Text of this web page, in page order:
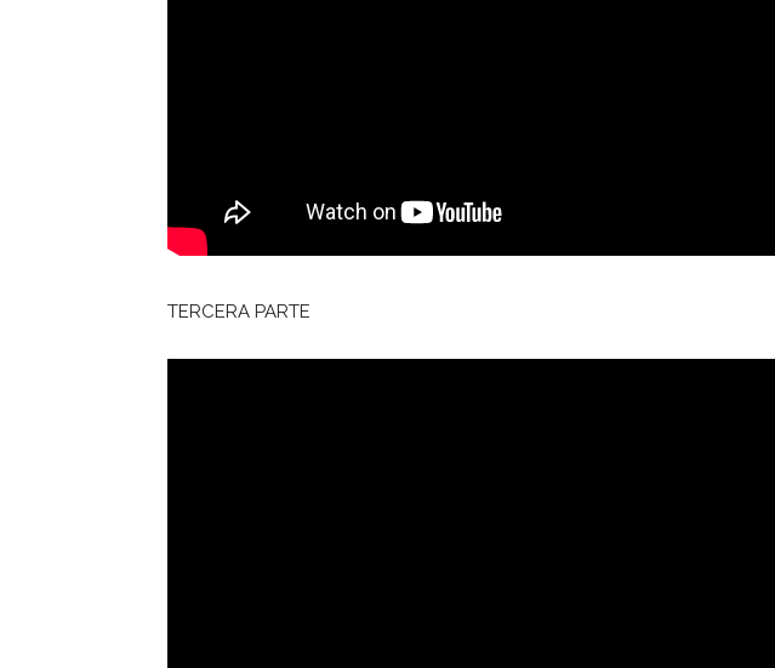
TERCERA PARTE